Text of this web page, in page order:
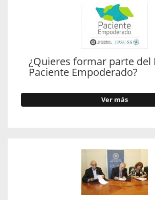
¿Quieres formar parte del
Paciente Empoderado?
Ver más